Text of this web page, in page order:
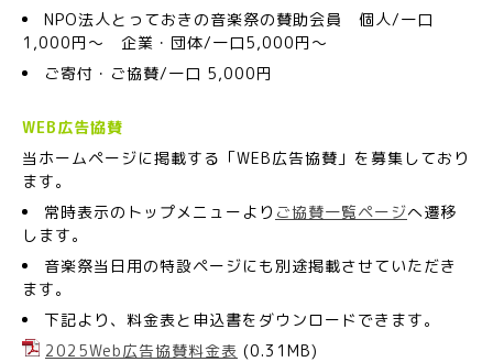
NPO法人とっておきの音楽祭の賛助会員 個人/一口
1,000円～ 企業・団体/一口5,000円～
ご寄付・ご協賛/一口 5,000円
WEB広告協賛
当ホームページに掲載する「WEB広告協賛」を募集しており
ます。
常時表示のトップメニューより ご協賛一覧ページへ遷移
します。
音楽祭当日用の特設ページにも別途掲載させていただき
ます。
下記より、料金表と申込書をダウンロードできます。
2025Web広告協賛料金表 (0.31MB)